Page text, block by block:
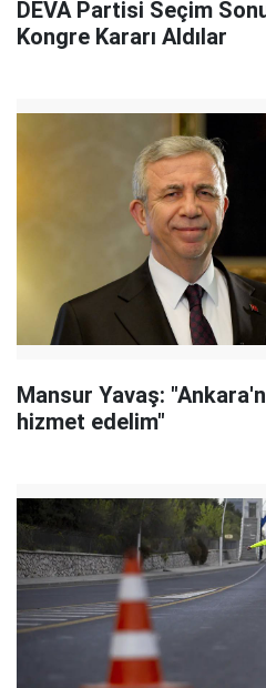
DEVA Partisi Seçim
Kongre Kararı Aldılar
Mansur Yavaş:
hizmet edelim"